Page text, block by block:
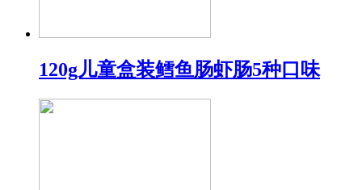
120g儿童盒装鳕鱼肠虾肠5种口味